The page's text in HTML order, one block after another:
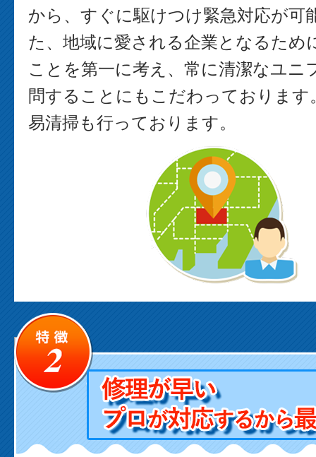
から、すぐに駆けつけ緊急対応が可
た、地域に愛される企業となるため
ことを第一に考え、常に清潔なユニ
問することにもこだわっております
易清掃も行っております。